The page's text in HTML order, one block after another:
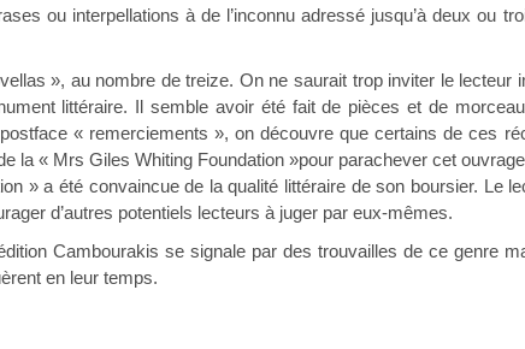
ou interpellations à de l’inconnu adressé jusqu’à deux ou
», au nombre de treize. On ne saurait trop inviter le lecteur
littéraire. Il semble avoir été fait de pièces et de
« remerciements », on découvre que certains de ces
la « Mrs Giles Whiting Foundation »pour parachever cet
» a été convaincue de la qualité littéraire de son boursier. Le
d’autres potentiels lecteurs à juger par eux-mêmes.
Cambourakis se signale par des trouvailles de ce genre
mais qui marquèrent en